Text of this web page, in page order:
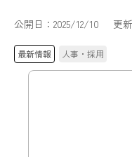
公開日： 2025/12/10 更
最新情報 人事・採用